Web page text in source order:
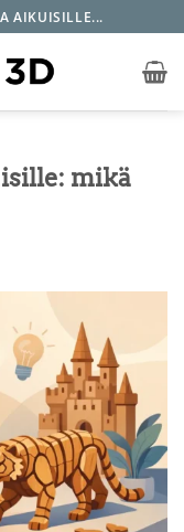
AIKUISILLE...
mikä